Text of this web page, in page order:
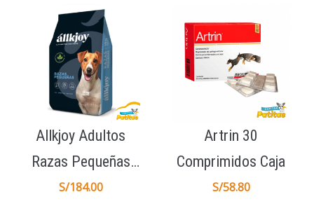
Allkjoy Adultos
Razas Pequeñas
15Kg
S/184.00
Artrin 30
Comprimidos Caja
S/58.80